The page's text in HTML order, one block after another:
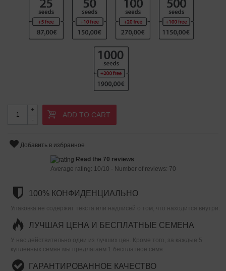
-
+
ADD TO CART
Добавить в избранное
Read the 70 reviews
Average rating: 10/10 - Number of reviews: 70
100% КОНФИДЕНЦИАЛЬНО
Упаковка не содержит текста или надписей о том, что находится внутри.
ЛУЧШАЯ ЦЕНА И БЕСПЛАТНЫЕ СЕМЕНА
У нас действительно одни из лучших цен. Кроме того, за каждые 5
купленных семян мы предлагаем 1 бесплатное семя.
ГАРАНТИРОВАННОЕ КАЧЕСТВО